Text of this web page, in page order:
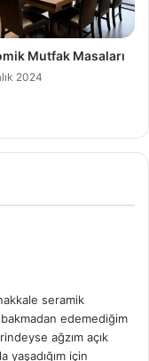
Mutfak Masaları
2024
seramik
edemediğim
ağzım açık
için